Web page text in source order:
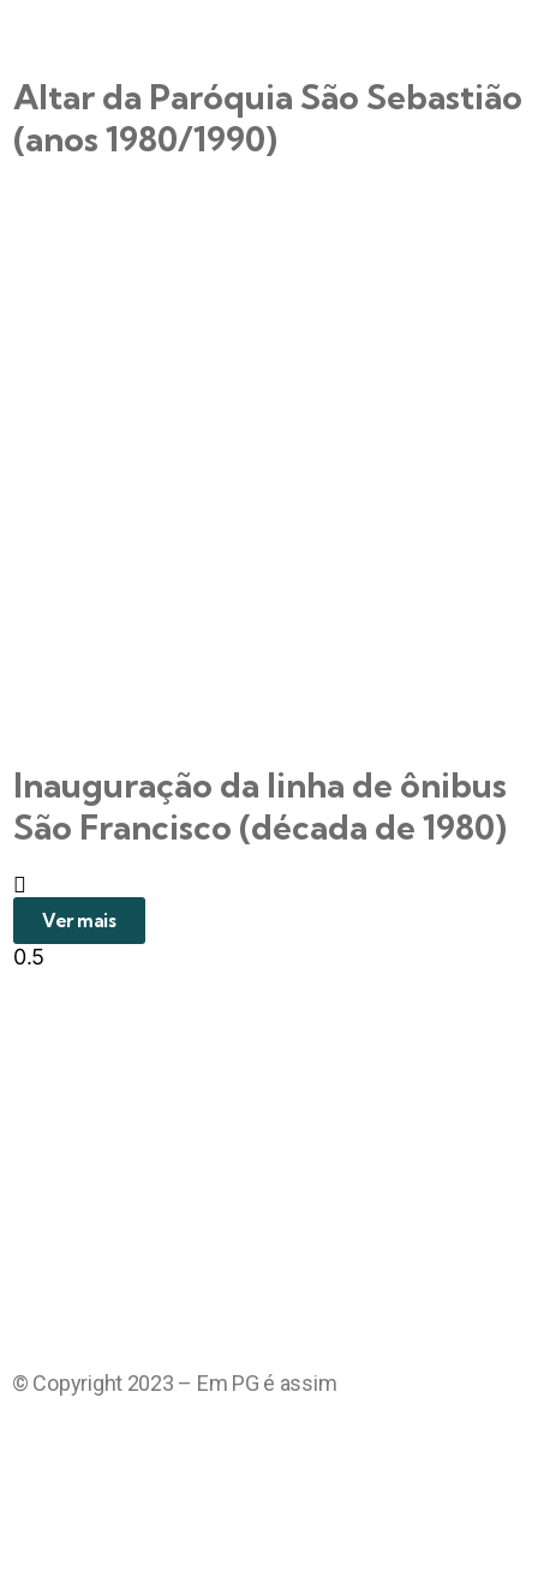
Altar da Paróquia São Sebastião
(anos 1980/1990)
Inauguração da linha de ônibus
São Francisco (década de 1980)
Ver mais
© Copyright 2023 – Em PG é assim